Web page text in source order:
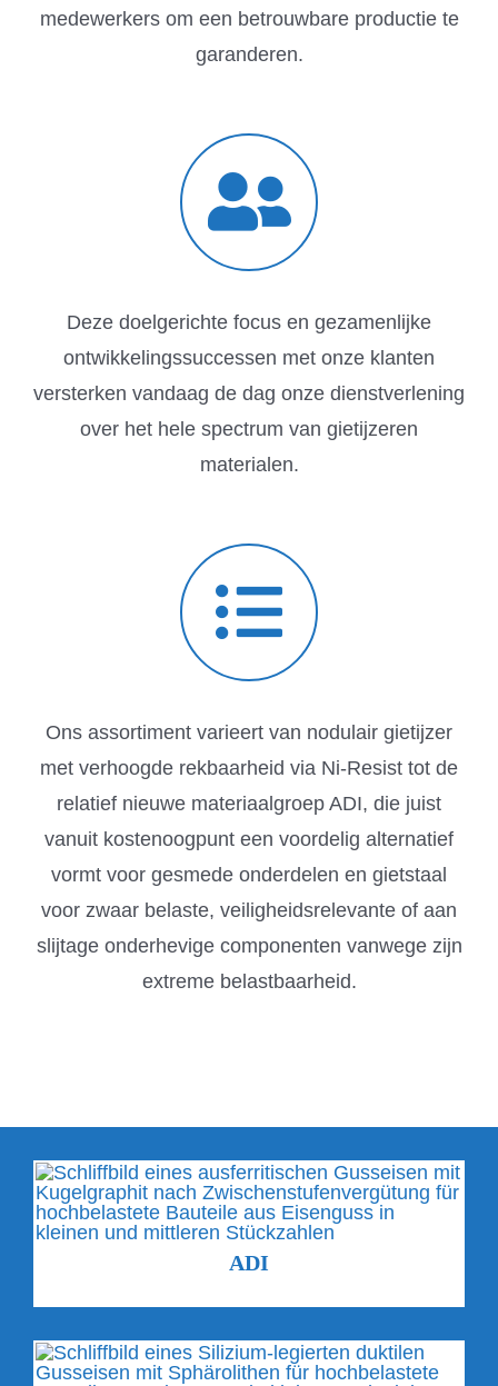
medewerkers om een betrouwbare productie te
garanderen.
Deze doelgerichte focus en gezamenlijke
ontwikkelingssuccessen met onze klanten
versterken vandaag de dag onze dienstverlening
over het hele spectrum van gietijzeren
materialen.
Ons assortiment varieert van nodulair gietijzer
met verhoogde rekbaarheid via Ni-Resist tot de
relatief nieuwe materiaalgroep ADI, die juist
vanuit kostenoogpunt een voordelig alternatief
vormt voor gesmede onderdelen en gietstaal
voor zwaar belaste, veiligheidsrelevante of aan
slijtage onderhevige componenten vanwege zijn
extreme belastbaarheid.
ADI